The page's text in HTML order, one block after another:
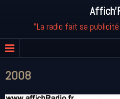
"La radio fait sa
2008